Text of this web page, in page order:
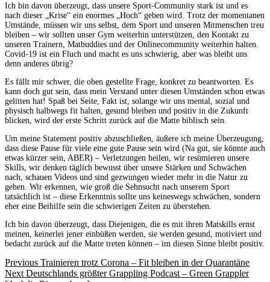
Ich bin davon überzeugt, dass unsere Sport-Community stark ist und es
nach dieser „Krise“ ein enormes „Hoch“ geben wird. Trotz der momentanen
Umstände, müssen wir uns selbst, dem Sport und unseren Mitmenschen treu
bleiben – wir sollten unser Gym weiterhin unterstützen, den Kontakt zu
unseren Trainern, Matbuddies und der Onlinecommunity weiterhin halten.
Covid-19 ist ein Fluch und macht es uns schwierig, aber was bleibt uns
denn anderes übrig?
Es fällt mir schwer, die oben gestellte Frage, konkret zu beantworten. Es
kann doch gut sein, dass mein Verstand unter diesen Umständen schon etwas
gelitten hat! Spaß bei Seite, Fakt ist, solange wir uns mental, sozial und
physisch halbwegs fit halten, gesund bleiben und positiv in die Zukunft
blicken, wird der erste Schritt zurück auf die Matte biblisch sein.
Um meine Statement positiv abzuschließen, äußere ich meine Überzeugung,
dass diese Pause für viele eine gute Pause sein wird (Na gut, sie könnte auch
etwas kürzer sein, ABER) – Verletzungen heilen, wir resümieren unsere
Skills, wir denken täglich bewusst über unsere Stärken und Schwächen
nach, schauen Videos und sind gezwungen wieder mehr in die Natur zu
gehen. Wir erkennen, wie groß die Sehnsucht nach unserem Sport
tatsächlich ist – diese Erkenntnis sollte uns keineswegs schwächen, sondern
eher eine Beihilfe sein die schwierigen Zeiten zu überstehen.
Ich bin davon überzeugt, dass Diejenigen, die es mit ihren Matskills ernst
meinen, keinerlei jener einbüßen werden, sie werden gesund, motiviert und
bedacht zurück auf die Matte treten können – im diesen Sinne bleibt positiv.
Previous Trainieren trotz Corona – Fit bleiben in der Quarantäne
Next Deutschlands größter Grappling Podcast – Green Grappler